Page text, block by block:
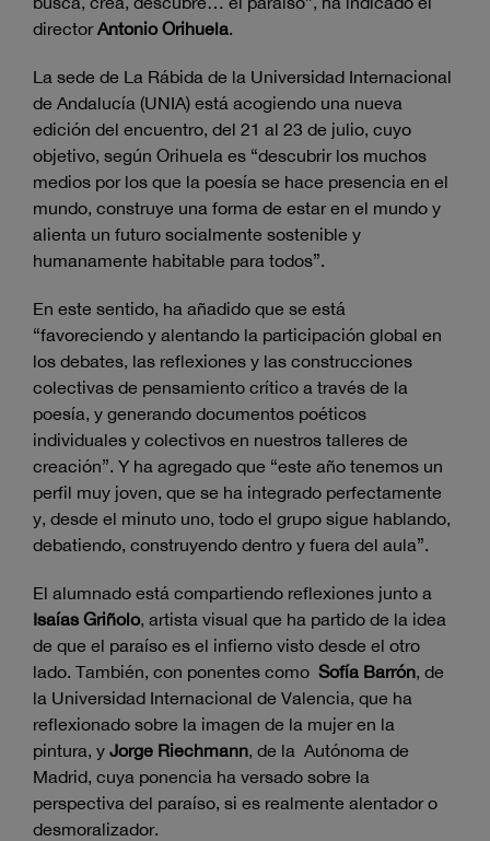
directorAntonio Orihuela.
La sede de La Rábida de la Universidad Internacional
de Andalucía (UNIA) está acogiendo una nueva
edición del encuentro, del 21 al 23 de julio, cuyo
objetivo, según Orihuela es “descubrir los muchos
medios por los que la poesía se hace presencia en el
mundo, construye una forma de estar en el mundo y
alienta un futuro socialmente sostenible y
humanamente habitable para todos”.
En este sentido, ha añadido que se está
“favoreciendo y alentando la participación global en
los debates, las reflexiones y las construcciones
colectivas de pensamiento crítico a través de la
poesía, y generando documentos poéticos
individuales y colectivos en nuestros talleres de
creación”. Y ha agregado que “este año tenemos un
perfil muy joven, que se ha integrado perfectamente
y, desde el minuto uno, todo el grupo sigue hablando,
debatiendo, construyendo dentro y fuera del aula”.
El alumnado está compartiendo reflexiones junto a
Isaías Griñolo, artista visual que ha partido de la idea
de que el paraíso es el infierno visto desde el otro
lado. También, con ponentes como Sofía Barrón, de
la Universidad Internacional de Valencia, que ha
reflexionado sobre la imagen de la mujer en la
pintura, y Jorge Riechmann, de la Autónoma de
Madrid, cuya ponencia ha versado sobre la
perspectiva del paraíso, si es realmente alentador o
desmoralizador.